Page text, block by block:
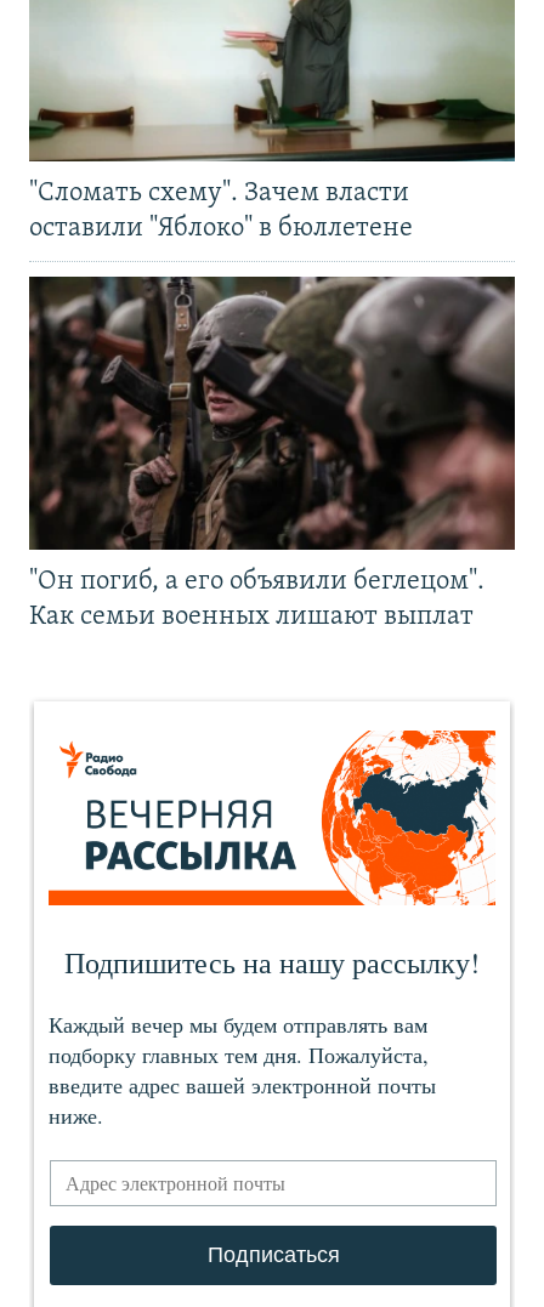
"Сломать схему". Зачем власти
оставили "Яблоко" в бюллетене
"Он погиб, а его объявили беглецом".
Как семьи военных лишают выплат